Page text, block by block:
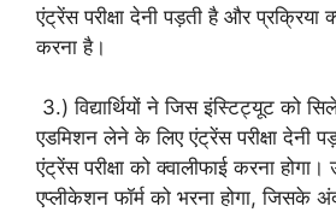
एंट्रेंस परीक्षा देनी पड़ती है और
करना है।
3.) विद्यार्थियों ने जिस इंस्टिट्यूट को
एडमिशन लेने के लिए एंट्रेंस परीक्षा देनी
एंट्रेंस परीक्षा को क्वालीफाई करना होगा।
एप्लीकेशन फॉर्म को भरना होगा, जिसके